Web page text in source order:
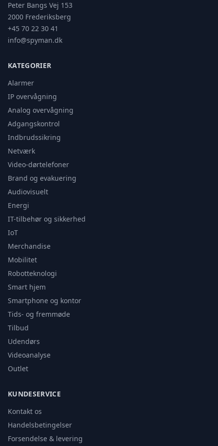
Peter Bangs Vej 153
2000 Frederiksberg
+45 70 22 30 41
info@spyman.dk
KATEGORIER
Alarmer
IP overvågning
Analog overvågning
Adgangskontrol
Indbrudssikring
Netværk
Video-dørtelefoner
Brand og evakuering
Audiovisuelt
Energi
IT-tilbehør og sikkerhed
IoT
Merchandise
Mobilitet
Robotteknologi
Smart hjem
Smartphone og kontor
Tids- og fremmøde
Tilbud
Udendørs
Videoanalyse
Outlet
KUNDESERVICE
Kontakt os
Handelsbetingelser
Forsendelse & levering